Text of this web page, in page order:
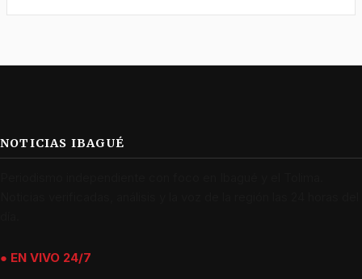
NOTICIAS IBAGUÉ
● EN VIVO 24/7